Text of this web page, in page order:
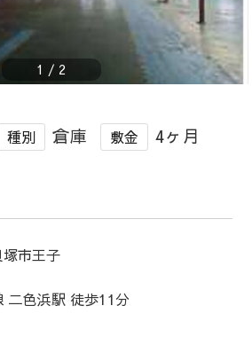
1 / 2
種別 倉庫 敷金 4ヶ月
塚市王子
二色浜駅 徒歩11分